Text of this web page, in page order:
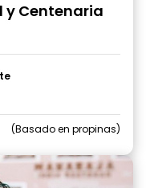
y Centenaria
Basado en propinas